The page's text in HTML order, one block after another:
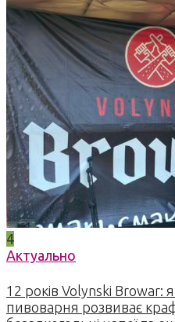
4
Актуально
12 років Volynski Browar:
пивоварня розвиває